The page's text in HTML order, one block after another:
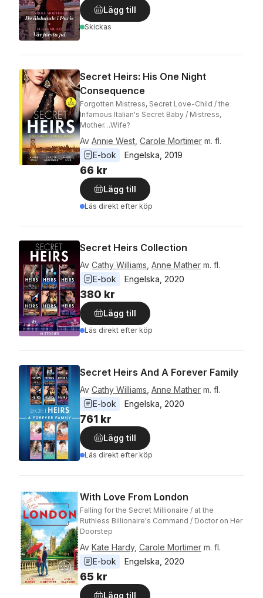
Lägg till
Skickas
Secret Heirs: His One Night
Consequence
Forgotten Mistress, Secret Love-Child / the
Infamous Italian's Secret Baby / Mistress,
Mother…Wife?
Av Annie West Carole Mortimer m. fl.
E-bok
Engelska 2019
66 kr
Lägg till
Läs direkt efter köp
Secret Heirs Collection
Av Cathy Williams Anne Mather m. fl.
E-bok
Engelska 2020
380 kr
Lägg till
Läs direkt efter köp
Secret Heirs And A Forever Family
Av Cathy Williams Anne Mather m. fl.
E-bok
Engelska 2020
761 kr
Lägg till
Läs direkt efter köp
With Love From London
Falling for the Secret Millionaire / at the
Ruthless Billionaire's Command / Doctor on Her
Doorstep
Av Kate Hardy, Carole Mortimer m. fl.
E-bok
Engelska 2020
65 kr
Lägg till